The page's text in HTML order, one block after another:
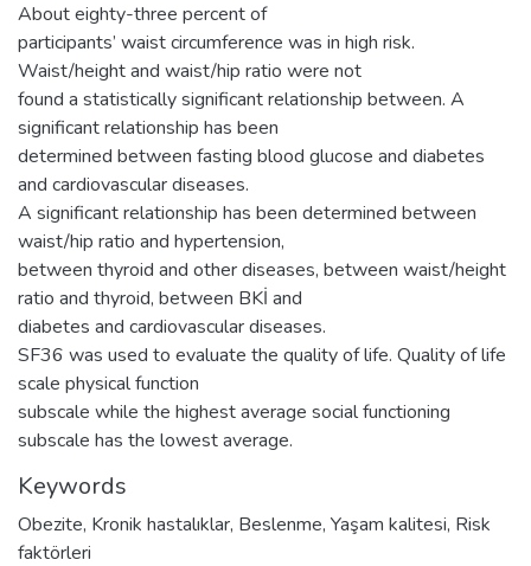
About eighty-three percent of
participants’ waist circumference was in high risk.
Waist/height and waist/hip ratio were not
found a statistically significant relationship between. A
significant relationship has been
determined between fasting blood glucose and diabetes
and cardiovascular diseases.
A significant relationship has been determined between
waist/hip ratio and hypertension,
between thyroid and other diseases, between waist/height
ratio and thyroid, between BKİ and
diabetes and cardiovascular diseases.
SF36 was used to evaluate the quality of life. Quality of life
scale physical function
subscale while the highest average social functioning
subscale has the lowest average.
Keywords
Obezite, Kronik hastalıklar, Beslenme, Yaşam kalitesi, Risk
faktörleri